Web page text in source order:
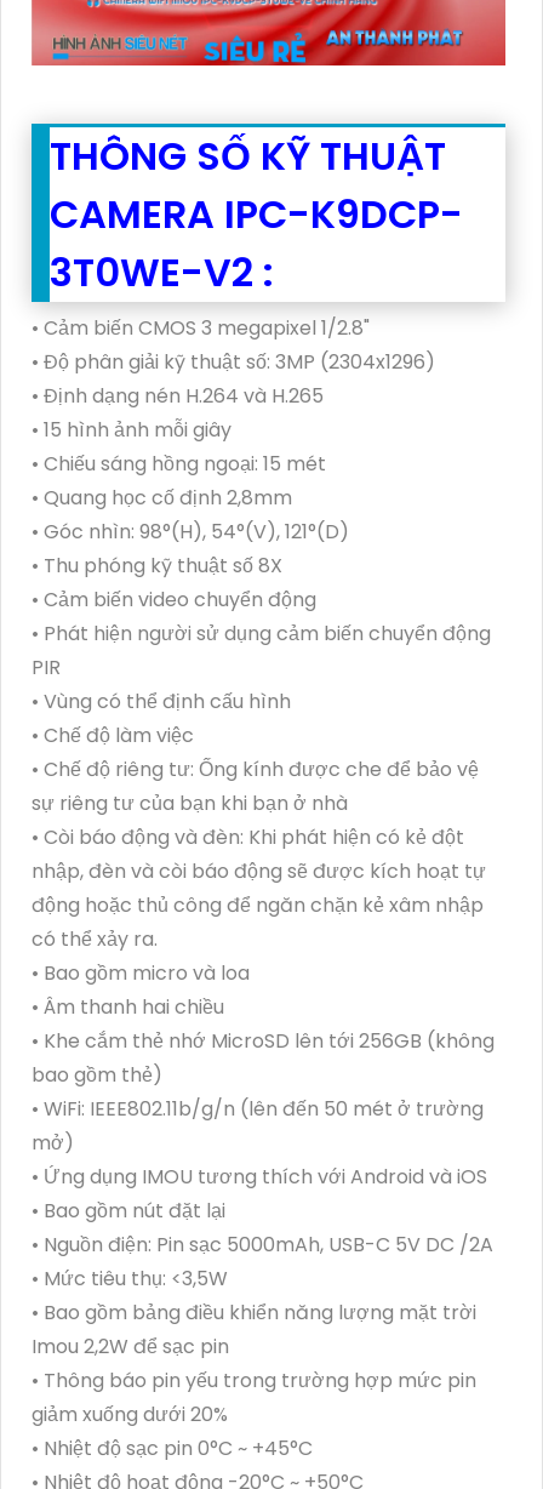
THÔNG SỐ KỸ THUẬT
CAMERA IPC-K9DCP-
3T0WE-V2 :
• Cảm biến CMOS 3 megapixel 1/2.8"
• Độ phân giải kỹ thuật số: 3MP (2304x1296)
• Định dạng nén H.264 và H.265
• 15 hình ảnh mỗi giây
• Chiếu sáng hồng ngoại: 15 mét
• Quang học cố định 2,8mm
• Góc nhìn: 98°(H), 54°(V), 121°(D)
• Thu phóng kỹ thuật số 8X
• Cảm biến video chuyển động
• Phát hiện người sử dụng cảm biến chuyển động
PIR
• Vùng có thể định cấu hình
• Chế độ làm việc
• Chế độ riêng tư: Ống kính được che để bảo vệ
sự riêng tư của bạn khi bạn ở nhà
• Còi báo động và đèn: Khi phát hiện có kẻ đột
nhập, đèn và còi báo động sẽ được kích hoạt tự
động hoặc thủ công để ngăn chặn kẻ xâm nhập
có thể xảy ra.
• Bao gồm micro và loa
• Âm thanh hai chiều
• Khe cắm thẻ nhớ MicroSD lên tới 256GB (không
bao gồm thẻ)
• WiFi: IEEE802.11b/g/n (lên đến 50 mét ở trường
mở)
• Ứng dụng IMOU tương thích với Android và iOS
• Bao gồm nút đặt lại
• Nguồn điện: Pin sạc 5000mAh, USB-C 5V DC /2A
• Mức tiêu thụ: <3,5W
• Bao gồm bảng điều khiển năng lượng mặt trời
Imou 2,2W để sạc pin
• Thông báo pin yếu trong trường hợp mức pin
giảm xuống dưới 20%
• Nhiệt độ sạc pin 0°C ~ +45°C
• Nhiệt độ hoạt động -20°C ~ +50°C